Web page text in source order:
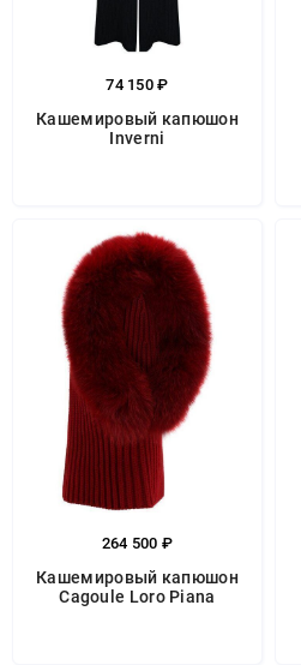
74 150 ₽
Кашемировый капюшон
Inverni
264 500 ₽
Кашемировый капюшон
Cagoule Loro Piana